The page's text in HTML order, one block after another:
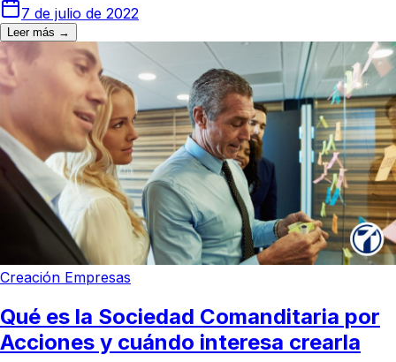
7 de julio de 2022
Leer más →
Creación Empresas
Qué es la Sociedad Comanditaria por
Acciones y cuándo interesa crearla